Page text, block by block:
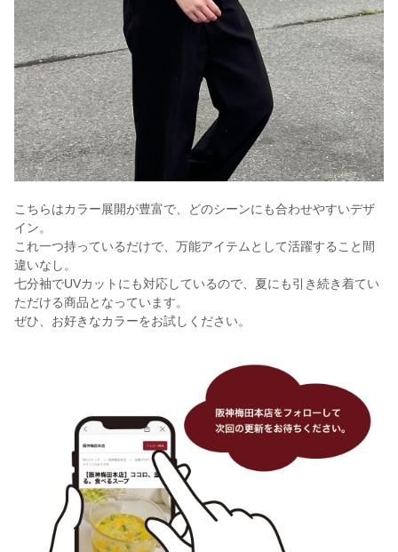
こちらはカラー展開が豊富で、どのシーンにも合わせやすいデザ
イン。
これ一つ持っているだけで、万能アイテムとして活躍すること間
違いなし。
七分袖でUVカットにも対応しているので、夏にも引き続き着てい
ただける商品となっています。
ぜひ、お好きなカラーをお試しください。